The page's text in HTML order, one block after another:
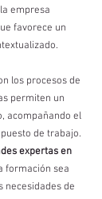
empresa
favorece un
los procesos de
permiten un
acompañando el
de trabajo.
expertas en
formación sea
necesidades de